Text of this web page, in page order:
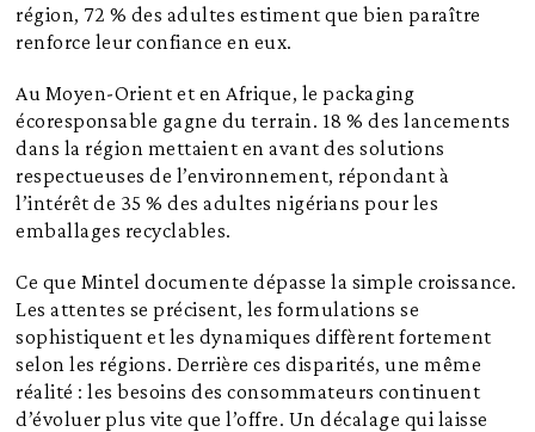
région, 72 % des adultes estiment que bien paraître
renforce leur confiance en eux.
Au Moyen-Orient et en Afrique, le packaging
écoresponsable gagne du terrain. 18 % des lancements
dans la région mettaient en avant des solutions
respectueuses de l’environnement, répondant à
l’intérêt de 35 % des adultes nigérians pour les
emballages recyclables.
Ce que Mintel documente dépasse la simple croissance.
Les attentes se précisent, les formulations se
sophistiquent et les dynamiques diffèrent fortement
selon les régions. Derrière ces disparités, une même
réalité : les besoins des consommateurs continuent
d’évoluer plus vite que l’offre. Un décalage qui laisse